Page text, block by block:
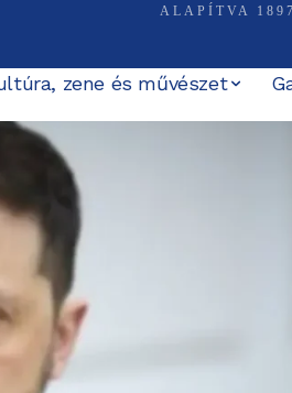
ALAPÍTVA
zene és művészet